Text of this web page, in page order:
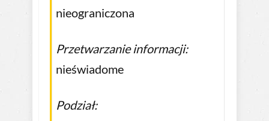
nieograniczona
Przetwarzanie informacji:
nieświadome
Podział: